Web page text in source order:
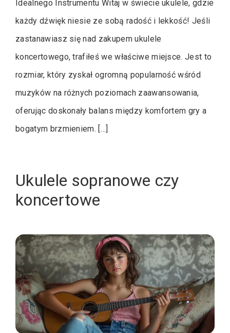
Idealnego Instrumentu Witaj w świecie ukulele, gdzie
każdy dźwięk niesie ze sobą radość i lekkość! Jeśli
zastanawiasz się nad zakupem ukulele
koncertowego, trafiłeś we właściwe miejsce. Jest to
rozmiar, który zyskał ogromną popularność wśród
muzyków na różnych poziomach zaawansowania,
oferując doskonały balans między komfortem gry a
bogatym brzmieniem. […]
Ukulele sopranowe czy
koncertowe